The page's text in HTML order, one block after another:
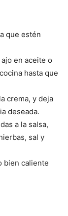
que estén
en aceite o
hasta que
crema, y deja
deseada.
a la salsa,
sal y
bien caliente